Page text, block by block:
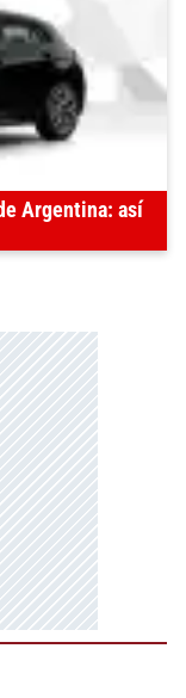
Argentina: así